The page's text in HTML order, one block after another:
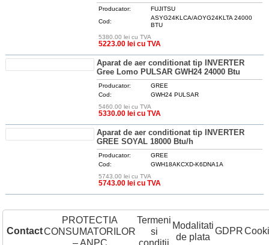
Producator:
FUJITSU
Cod:
ASYG24KLCA/AOYG24KLTA 24000
BTU
5380.00 lei cu TVA
5223.00 lei cu TVA
Aparat de aer conditionat tip INVERTER
Gree Lomo PULSAR GWH24 24000 Btu
Producator:
GREE
Cod:
GWH24 PULSAR
5460.00 lei cu TVA
5330.00 lei cu TVA
Aparat de aer conditionat tip INVERTER
GREE SOYAL 18000 Btu/h
Producator:
GREE
Cod:
GWH18AKCXD-K6DNA1A
5743.00 lei cu TVA
5743.00 lei cu TVA
Contact
PROTECTIA
CONSUMATORILOR
– ANPC
Termeni
si
conditii
Modalitati
de plata
GDPR